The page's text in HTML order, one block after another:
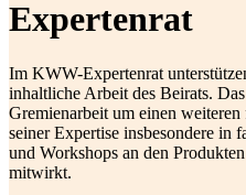
Expertenrat
Im KWW-Expertenrat
inhaltliche Arbeit des Beirats.
Gremienarbeit um einen
seiner Expertise insbesondere in
und Workshops an den
mitwirkt.